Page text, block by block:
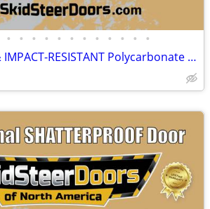
• • • • • • • • • • • •
SHATTERPROOF & IMPACT-RESISTANT Polycarbonate Skid Steer Door Kits